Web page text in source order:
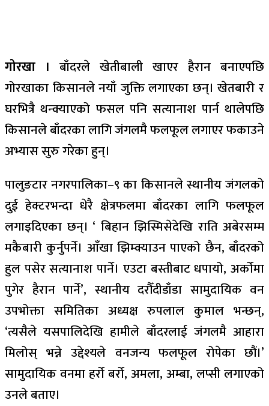
गोरखा । बाँदरले खेतीबाली खाएर हैरान बनाएपछि
गोरखाका किसानले नयाँ जुक्ति लगाएका छन्। खेतबारी र
घरभित्रै थन्क्याएको फसल पनि सत्यानाश पार्न थालेपछि
किसानले बाँदरका लागि जंगलमै फलफूल लगाएर फकाउने
अभ्यास सुरु गरेका हुन्।
पालुङटार नगरपालिका–९ का किसानले स्थानीय जंगलको
दुई हेक्टरभन्दा धेरै क्षेत्रफलमा बाँदरका लागि फलफूल
लगाइदिएका छन्। ‘ बिहान झिस्मिसेदेखि राति अबेरसम्म
मकैबारी कुर्नुपर्ने। आँखा झिम्क्याउन पाएको छैन, बाँदरको
हुल पसेर सत्यानाश पार्ने। एउटा बस्तीबाट धपायो, अर्कोमा
पुगेर हैरान पार्ने’, स्थानीय दरौँदीडाँडा सामुदायिक वन
उपभोक्ता समितिका अध्यक्ष रुपलाल कुमाल भन्छन्,
‘त्यसैले यसपालिदेखि हामीले बाँदरलाई जंगलमै आहारा
मिलोस् भन्ने उद्देश्यले वनजन्य फलफूल रोपेका छौं।’
सामुदायिक वनमा हर्रो बर्रो, अमला, अम्बा, लप्सी लगाएको
उनले बताए।